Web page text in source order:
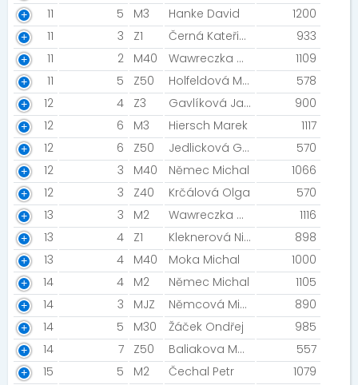
11
5 M3 Hanke David
1200
11
3 Z1 Černá Kateřina
933
11
2 M40 Wawreczka David
1109
11
5 Z50 Holfeldová Martina
578
12
4 Z3 Gavlíková Jarmila
900
12
6 M3 Hiersch Marek
1117
12
6 Z50 Jedlicková Gabriela
570
12
3 M40 Němec Michal
1066
12
3 Z40 Krčálová Olga
570
13
3 M2 Wawreczka David
1116
13
4 Z1 Kleknerová Nikola
898
13
4 M40 Moka Michal
1000
14
4 M2 Němec Michal
1105
14
3 MJZ Němcová Michaela
890
14
5 M30 Žáček Ondřej
985
14
7 Z50 Baliakova Melania
557
15
5 M2 Čechal Petr
1079